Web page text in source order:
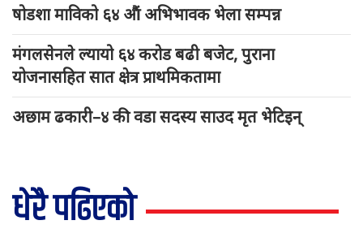
षोडशा माविको ६४ औं अभिभावक भेला सम्पन्न
मंगलसेनले ल्यायो ६४ करोड बढी बजेट, पुराना
योजनासहित सात क्षेत्र प्राथमिकतामा
अछाम ढकारी–४ की वडा सदस्य साउद मृत भेटिइन्
धेरै पढिएको